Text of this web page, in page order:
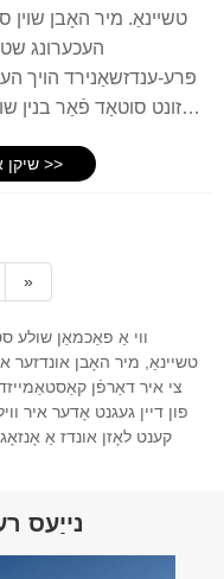
טשיינאַ. מיר האָבן שוין
פּרע-ענדזשאַנירד הויך
געזונט סוטאַד פֿאַר בנין
און
שווער שניי, הויך ווינטן
קוסטאָמיזאַבלע;
אויסלייג, פּלאַן
ספּעציפיש
שטאָל
בעקאַבאָלעדיק בנין
ענדזשאַנירד
געשווינד, וואָס ראַדוסאַז
שיקן אָנפרעג >>
»
ווי אַ פאַכמאַן שולע
טשיינאַ, מיר האָבן אונדזער
צי איר דאַרפֿן
פון דיין געגנט אָדער איר
קענט לאָזן אונדז אַ
נייַעס